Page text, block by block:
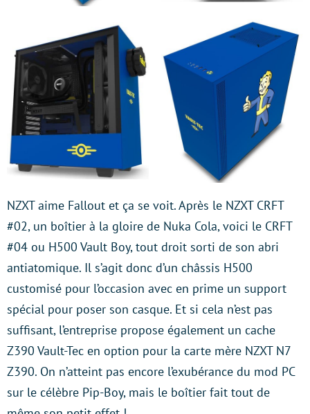
NZXT aime Fallout et ça se voit. Après le NZXT CRFT
#02, un boîtier à la gloire de Nuka Cola, voici le CRFT
#04 ou H500 Vault Boy, tout droit sorti de son abri
antiatomique. Il s’agit donc d’un châssis H500
customisé pour l’occasion avec en prime un support
spécial pour poser son casque. Et si cela n’est pas
suffisant, l’entreprise propose également un cache
Z390 Vault-Tec en option pour la carte mère NZXT N7
Z390. On n’atteint pas encore l’exubérance du mod PC
sur le célèbre Pip-Boy, mais le boîtier fait tout de